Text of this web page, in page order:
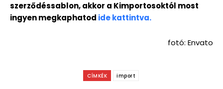
szerződéssablon, akkor a Kimportosoktól most
ingyen megkaphatod ide kattintva.
fotó: Envato
CÍMKÉK import